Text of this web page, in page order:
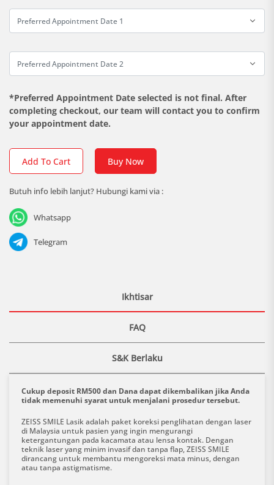
*Preferred Appointment Date selected is not final. After
completing checkout, our team will contact you to confirm
your appointment date.
Add To Cart Buy Now
Butuh info lebih lanjut? Hubungi kami via :
Whatsapp
Telegram
Ikhtisar
FAQ
S&K Berlaku
Cukup deposit RM500 dan Dana dapat dikembalikan jika Anda
tidak memenuhi syarat untuk menjalani prosedur tersebut.
ZEISS SMILE Lasik adalah paket koreksi penglihatan dengan laser
di Malaysia untuk pasien yang ingin mengurangi
ketergantungan pada kacamata atau lensa kontak. Dengan
teknik laser yang minim invasif dan tanpa flap, ZEISS SMILE
dirancang untuk membantu mengoreksi mata minus, dengan
atau tanpa astigmatisme.